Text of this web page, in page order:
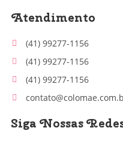
Atendimento
(41) 99277-1156
(41) 99277-1156
(41) 99277-1156
Siga Nossas